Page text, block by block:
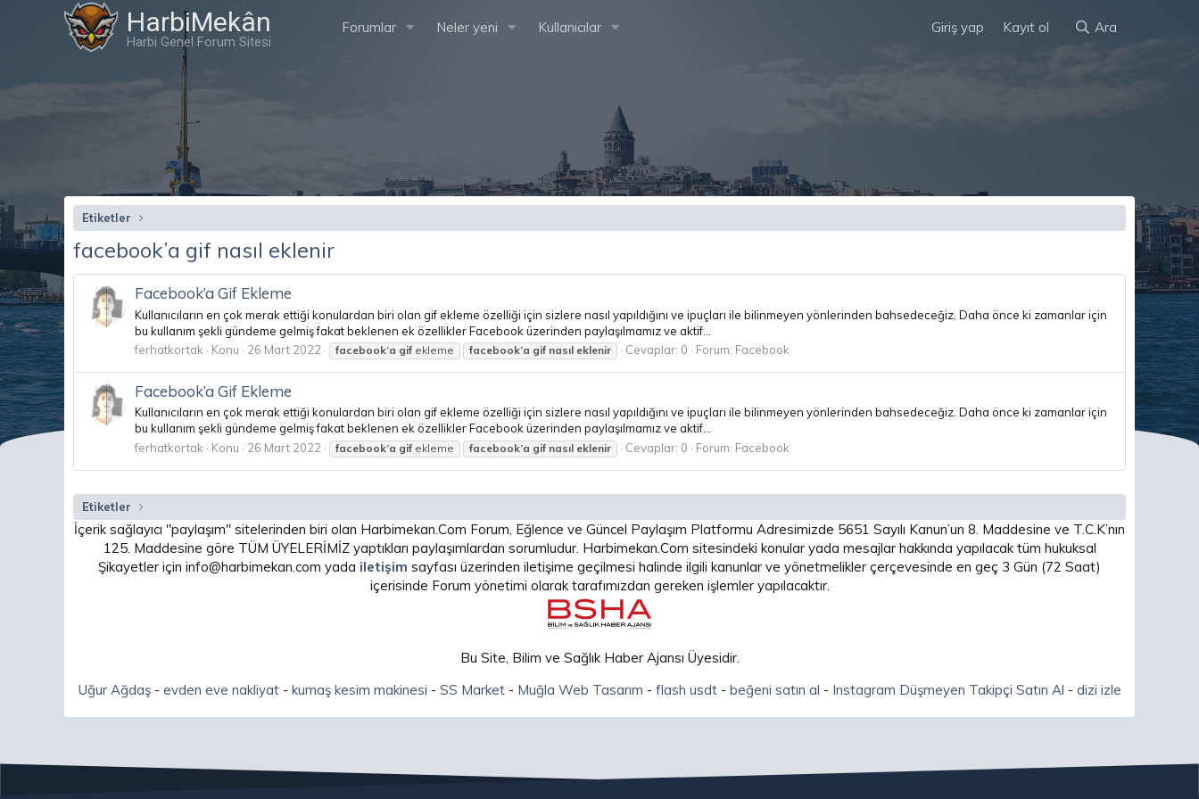
HarbiMekân
Harbi Genel Forum Sitesi
Forumlar Neler yeni Kullanıcılar Giriş yap Kayıt ol Ara
Etiketler
facebook’a gif nasıl eklenir
Facebook’a Gif Ekleme
Kullanıcıların en çok merak ettiği konulardan biri olan gif ekleme özelliği için sizlere nasıl yapıldığını ve ipuçları ile bilinmeyen yönlerinden bahsedeceğiz. Daha önce ki zamanlar için
bu kullanım şekli gündeme gelmiş fakat beklenen ek özellikler Facebook üzerinden paylaşılmamız ve aktif...
ferhatkortak
Konu 26 Mart 2022 facebook’a gif ekleme facebook’a gif nasıl eklenir Cevaplar: 0 Forum: Facebook
Facebook’a Gif Ekleme
Kullanıcıların en çok merak ettiği konulardan biri olan gif ekleme özelliği için sizlere nasıl yapıldığını ve ipuçları ile bilinmeyen yönlerinden bahsedeceğiz. Daha önce ki zamanlar için
bu kullanım şekli gündeme gelmiş fakat beklenen ek özellikler Facebook üzerinden paylaşılmamız ve aktif...
ferhatkortak
Konu 26 Mart 2022 facebook’a gif ekleme facebook’a gif nasıl eklenir Cevaplar: 0 Forum: Facebook
Etiketler
İçerik sağlayıcı "paylaşım" sitelerinden biri olan Harbimekan.Com Forum, Eğlence ve Güncel Paylaşım Platformu Adresimizde 5651 Sayılı Kanun’un 8. Maddesine ve T.C.K’nın
125. Maddesine göre TÜM ÜYELERİMİZ yaptıkları paylaşımlardan sorumludur. Harbimekan.Com sitesindeki konular yada mesajlar hakkında yapılacak tüm hukuksal
Şikayetler için info@harbimekan.com yada iletişim sayfası üzerinden iletişime geçilmesi halinde ilgili kanunlar ve yönetmelikler çerçevesinde en geç 3 Gün (72 Saat)
içerisinde Forum yönetimi olarak tarafımızdan gereken işlemler yapılacaktır.
Bu Site, Bilim ve Sağlık Haber Ajansı Üyesidir.
Uğur Ağdaş- evden eve nakliyat- kumaş kesim makinesi - SS Market- Muğla Web Tasarım - flash usdt- beğeni satın al - Instagram Düşmeyen Takipçi Satın Al - dizi izle